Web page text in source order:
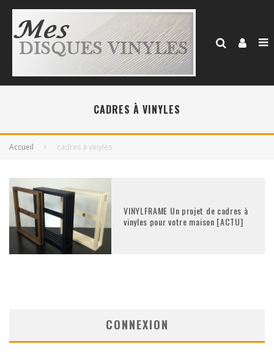
CADRES À VINYLES
Accueil cadres à vinyles
VINYLFRAME Un projet de cadres à
vinyles pour votre maison [ACTU]
CONNEXION